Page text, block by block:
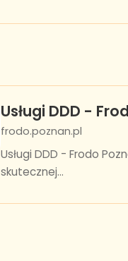
Usługi DDD -
frodo.poznan.pl
Usługi DDD - Frodo
skutecznej...